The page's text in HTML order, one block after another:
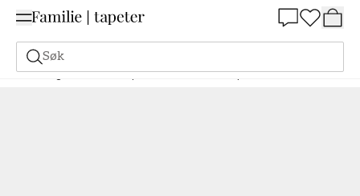
Søk
Maling Bestill basert på NCS Bestill basert på NCS 5030-R60B